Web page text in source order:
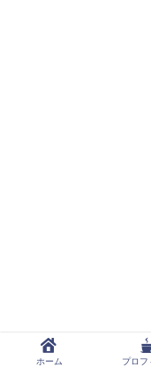
ホーム プロフ